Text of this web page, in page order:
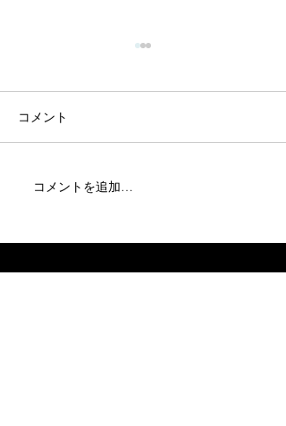
【月額ポッキリ。オーバ
室」
コメント
コメントを追加…